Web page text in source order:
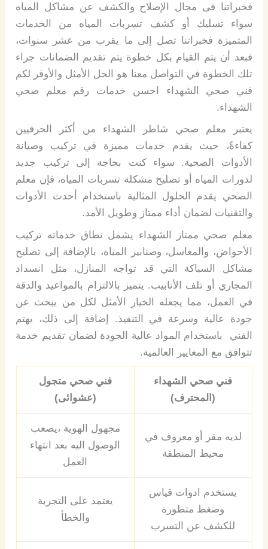
فخبراتنا فى مجال الإصلاح والكشف عن مشاكل المياه
سواء تسليك أو كشف تسربات المياه من الخدمات
المتميزة فخبراتنا تصل إلى ما يقرب من عشر سنوات،
فبعد أن يتم القيام بكل خطوة يتم تقديم الضمانات جراء
تلك الخطوة في التواصل معنا هو الحل الأمثل والأوفر لكم
فني صحي الشهداء احسن خدمات رقم معلم صحي
الشهداء.
يعتبر معلم صحي شاطر الشهداء من أكثر الحرفيين
كفاءةً، حيث يقدم خدمات مميزة في تركيب وصيانة
الأدوات الصحية. سواء كنت بحاجة إلى تركيب جديد
لدورات المياه أو تصليح مشكلة تسربات المياه، فإن معلم
الصحي يقدم الحلول المثالية باستخدام أحدث الأدوات
والتقنيات لضمان أداء ممتاز وطويل الأمد.
معلم صحي ممتاز الشهداء يشمل نطاق خدماته تركيب
الأحواض، والمغاسل، وصنابير المياه، بالإضافة إلى تصليح
مشاكل السباكة التي قد تواجه المنازل، مثل انسداد
المجاري أو تلف الأنابيب. يتميز بالالتزام بالمواعيد والدقة
في العمل، مما يجعله الخيار الأمثل لكل من يبحث عن
جودة عالية وسرعة في التنفيذ. إضافة إلى ذلك، يهتم
الفني باستخدام المواد عالية الجودة لضمان تقديم خدمة
تتوافق مع المعايير العالمية.
فني صحي الشهداء
(المحترف)
فني صحي متجول
(عشوائى)
لديه مقر أو معروف في
محيط المنطقة
مجهول الهوية ،يصعب
الوصول اليه بعد انتهاء
العمل
يستخدم ادوات قياس
وضغط متطورة
للكشف عن التسرب
يعتمد على التجربة
والخطأ